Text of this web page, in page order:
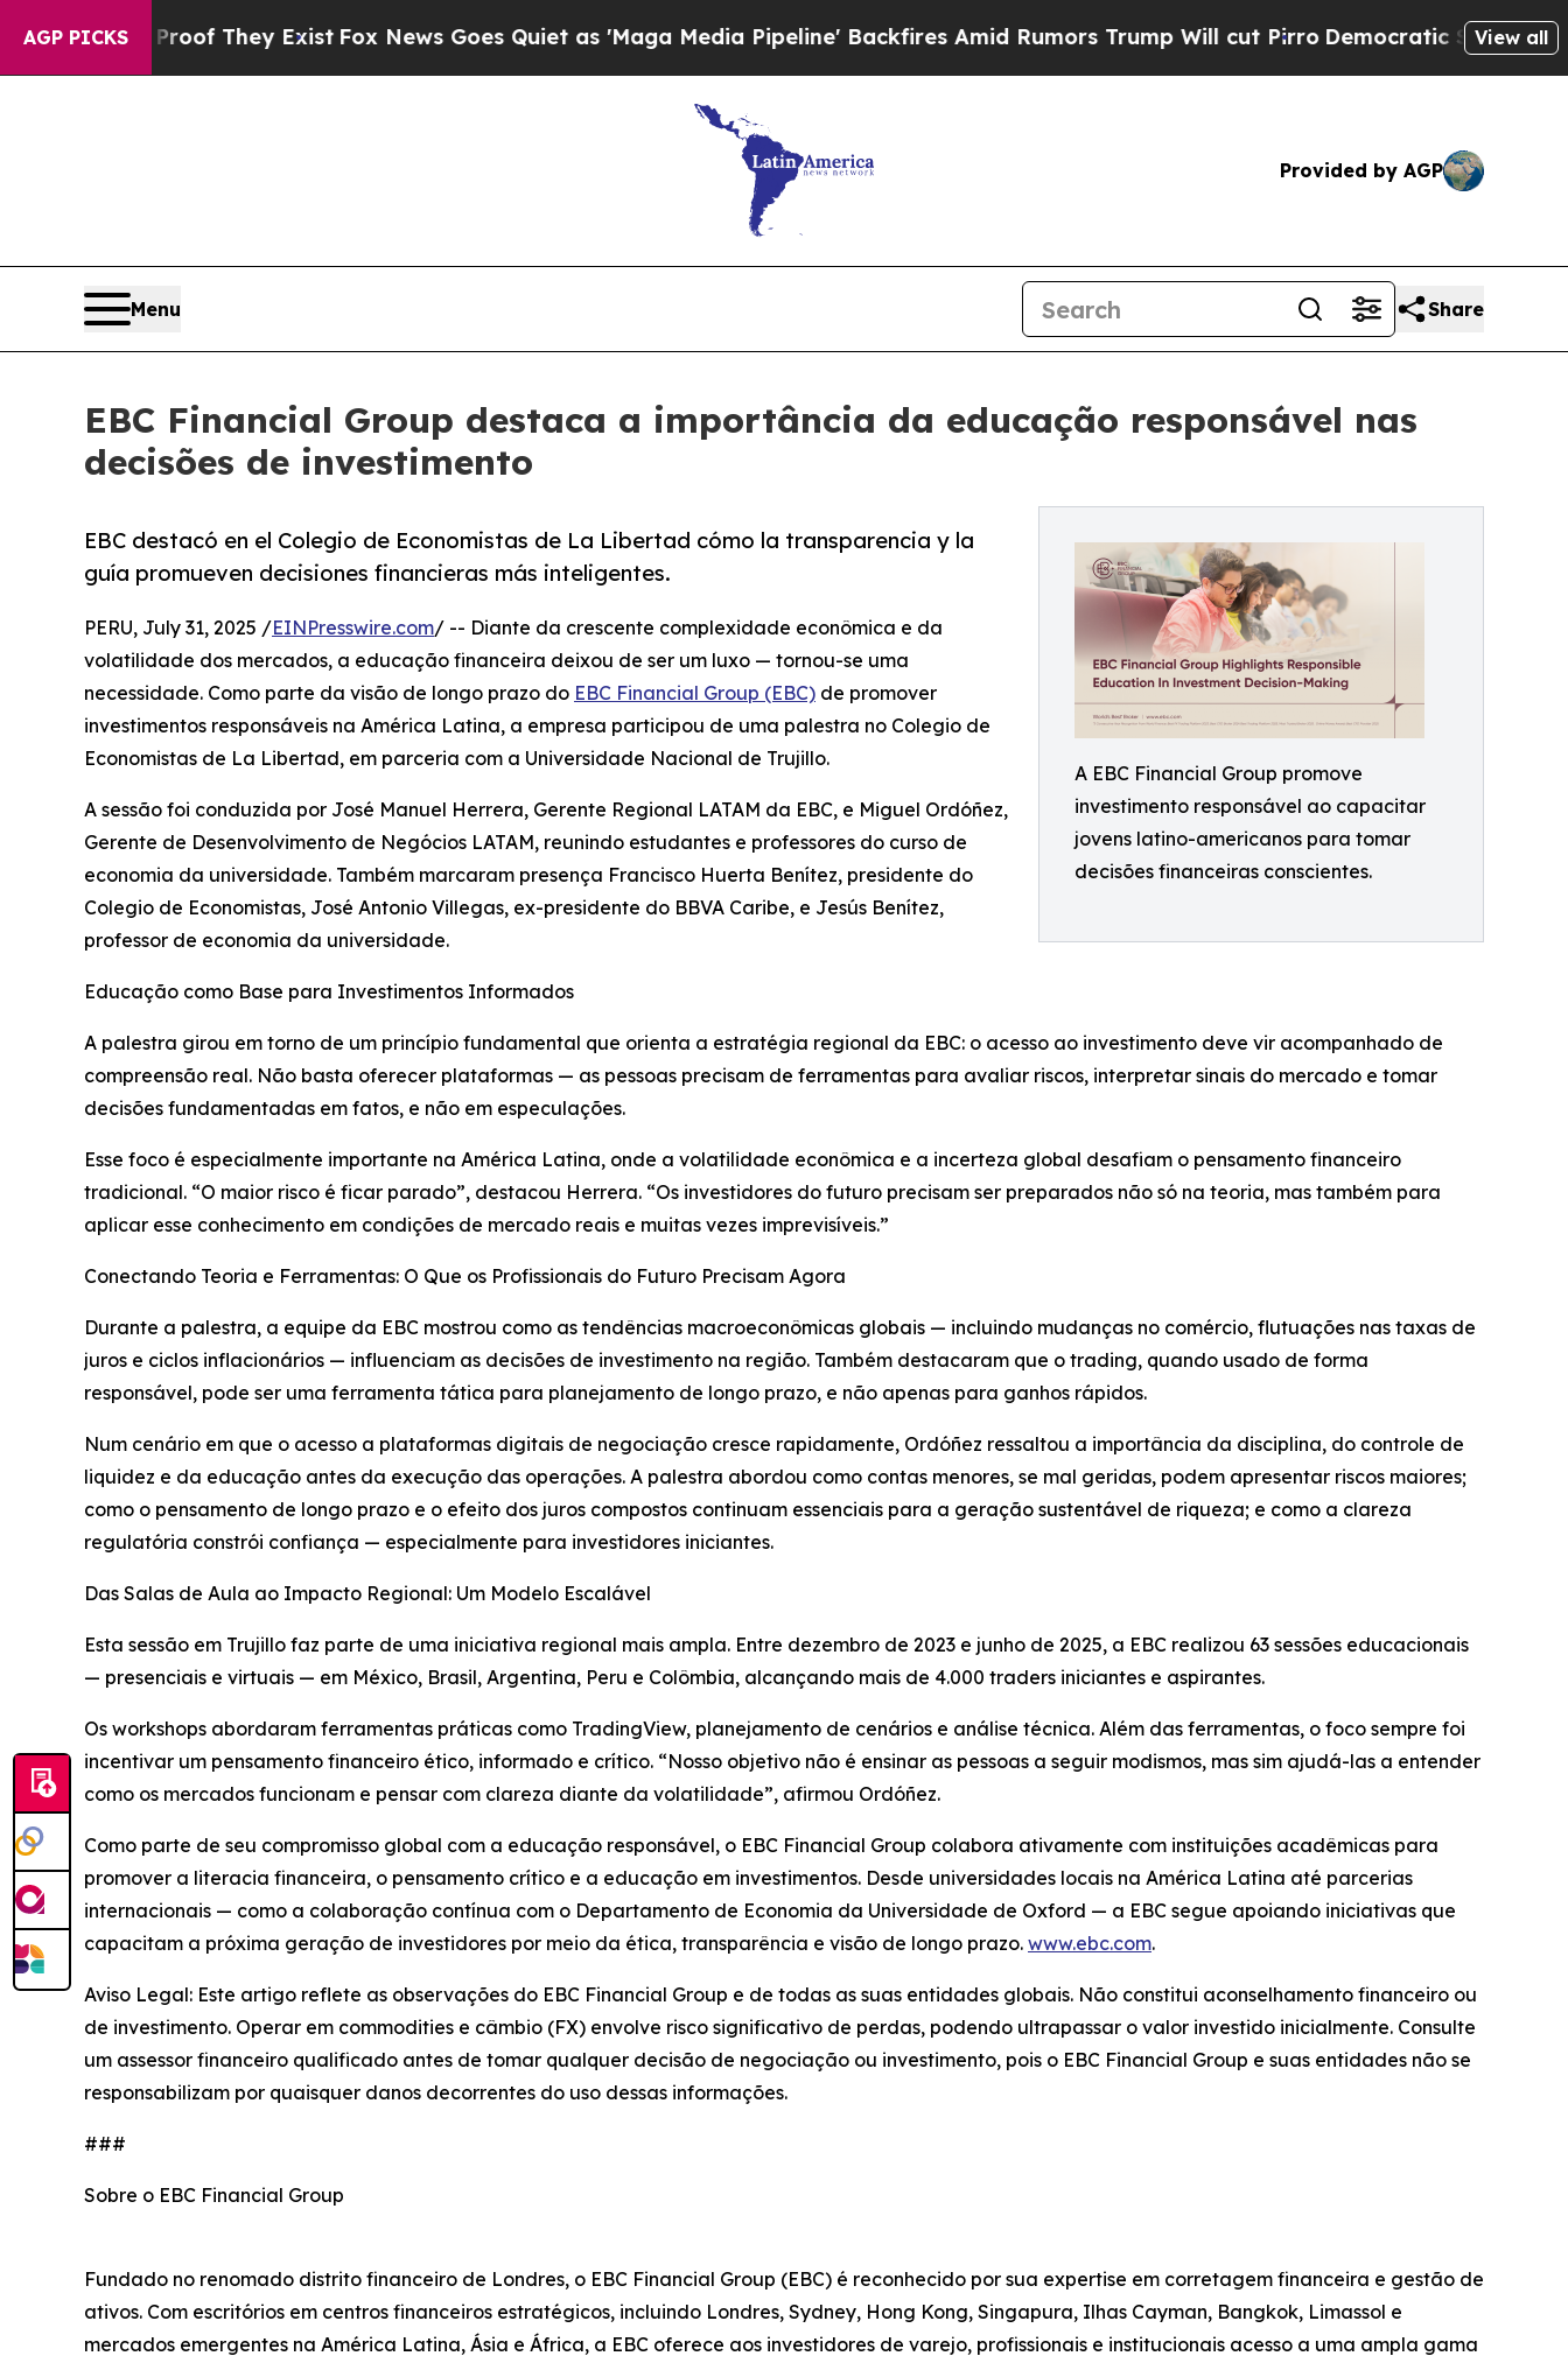
AGP PICKS
Proof They Exist Fox News Goes Quiet as 'Maga Media Pipeline' Backfires Amid Rumors Trump Will cut PirroDemocratic Socialists of View all
Provided by AGP
Menu Share
EBC Financial Group destaca a importância da educação responsável nas
decisões de investimento
A EBC Financial Group promove
investimento responsável ao capacitar
jovens latino-americanos para tomar
decisões financeiras conscientes.
EBC destacó en el Colegio de Economistas de La Libertad cómo la transparencia y la
guía promueven decisiones financieras más inteligentes.
PERU, July 31, 2025 /EINPresswire.com/ -- Diante da crescente complexidade econômica e da
volatilidade dos mercados, a educação financeira deixou de ser um luxo — tornou-se uma
necessidade. Como parte da visão de longo prazo do EBC Financial Group (EBC) de promover
investimentos responsáveis na América Latina, a empresa participou de uma palestra no Colegio de
Economistas de La Libertad, em parceria com a Universidade Nacional de Trujillo.
A sessão foi conduzida por José Manuel Herrera, Gerente Regional LATAM da EBC, e Miguel Ordóñez,
Gerente de Desenvolvimento de Negócios LATAM, reunindo estudantes e professores do curso de
economia da universidade. Também marcaram presença Francisco Huerta Benítez, presidente do
Colegio de Economistas, José Antonio Villegas, ex-presidente do BBVA Caribe, e Jesús Benítez,
professor de economia da universidade.
Educação como Base para Investimentos Informados
A palestra girou em torno de um princípio fundamental que orienta a estratégia regional da EBC: o acesso ao investimento deve vir acompanhado de
compreensão real. Não basta oferecer plataformas — as pessoas precisam de ferramentas para avaliar riscos, interpretar sinais do mercado e tomar
decisões fundamentadas em fatos, e não em especulações.
Esse foco é especialmente importante na América Latina, onde a volatilidade econômica e a incerteza global desafiam o pensamento financeiro
tradicional. “O maior risco é ficar parado”, destacou Herrera. “Os investidores do futuro precisam ser preparados não só na teoria, mas também para
aplicar esse conhecimento em condições de mercado reais e muitas vezes imprevisíveis.”
Conectando Teoria e Ferramentas: O Que os Profissionais do Futuro Precisam Agora
Durante a palestra, a equipe da EBC mostrou como as tendências macroeconômicas globais — incluindo mudanças no comércio, flutuações nas taxas de
juros e ciclos inflacionários — influenciam as decisões de investimento na região. Também destacaram que o trading, quando usado de forma
responsável, pode ser uma ferramenta tática para planejamento de longo prazo, e não apenas para ganhos rápidos.
Num cenário em que o acesso a plataformas digitais de negociação cresce rapidamente, Ordóñez ressaltou a importância da disciplina, do controle de
liquidez e da educação antes da execução das operações. A palestra abordou como contas menores, se mal geridas, podem apresentar riscos maiores;
como o pensamento de longo prazo e o efeito dos juros compostos continuam essenciais para a geração sustentável de riqueza; e como a clareza
regulatória constrói confiança — especialmente para investidores iniciantes.
Das Salas de Aula ao Impacto Regional: Um Modelo Escalável
Esta sessão em Trujillo faz parte de uma iniciativa regional mais ampla. Entre dezembro de 2023 e junho de 2025, a EBC realizou 63 sessões educacionais
— presenciais e virtuais — em México, Brasil, Argentina, Peru e Colômbia, alcançando mais de 4.000 traders iniciantes e aspirantes.
Os workshops abordaram ferramentas práticas como TradingView, planejamento de cenários e análise técnica. Além das ferramentas, o foco sempre foi
incentivar um pensamento financeiro ético, informado e crítico. “Nosso objetivo não é ensinar as pessoas a seguir modismos, mas sim ajudá-las a entender
como os mercados funcionam e pensar com clareza diante da volatilidade”, afirmou Ordóñez.
Como parte de seu compromisso global com a educação responsável, o EBC Financial Group colabora ativamente com instituições acadêmicas para
promover a literacia financeira, o pensamento crítico e a educação em investimentos. Desde universidades locais na América Latina até parcerias
internacionais — como a colaboração contínua com o Departamento de Economia da Universidade de Oxford — a EBC segue apoiando iniciativas que
capacitam a próxima geração de investidores por meio da ética, transparência e visão de longo prazo. www.ebc.com.
Aviso Legal: Este artigo reflete as observações do EBC Financial Group e de todas as suas entidades globais. Não constitui aconselhamento financeiro ou
de investimento. Operar em commodities e câmbio (FX) envolve risco significativo de perdas, podendo ultrapassar o valor investido inicialmente. Consulte
um assessor financeiro qualificado antes de tomar qualquer decisão de negociação ou investimento, pois o EBC Financial Group e suas entidades não se
responsabilizam por quaisquer danos decorrentes do uso dessas informações.
###
Sobre o EBC Financial Group
Fundado no renomado distrito financeiro de Londres, o EBC Financial Group (EBC) é reconhecido por sua expertise em corretagem financeira e gestão de
ativos. Com escritórios em centros financeiros estratégicos, incluindo Londres, Sydney, Hong Kong, Singapura, Ilhas Cayman, Bangkok, Limassol e
mercados emergentes na América Latina, Ásia e África, a EBC oferece aos investidores de varejo, profissionais e institucionais acesso a uma ampla gama